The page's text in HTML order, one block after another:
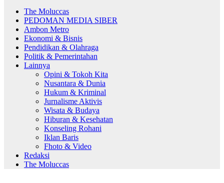
The Moluccas
PEDOMAN MEDIA SIBER
Ambon Metro
Ekonomi & Bisnis
Pendidikan & Olahraga
Politik & Pemerintahan
Lainnya
Opini & Tokoh Kita
Nusantara & Dunia
Hukum & Kriminal
Jurnalisme Aktivis
Wisata & Budaya
Hiburan & Kesehatan
Konseling Rohani
Iklan Baris
Fhoto & Video
Redaksi
The Moluccas